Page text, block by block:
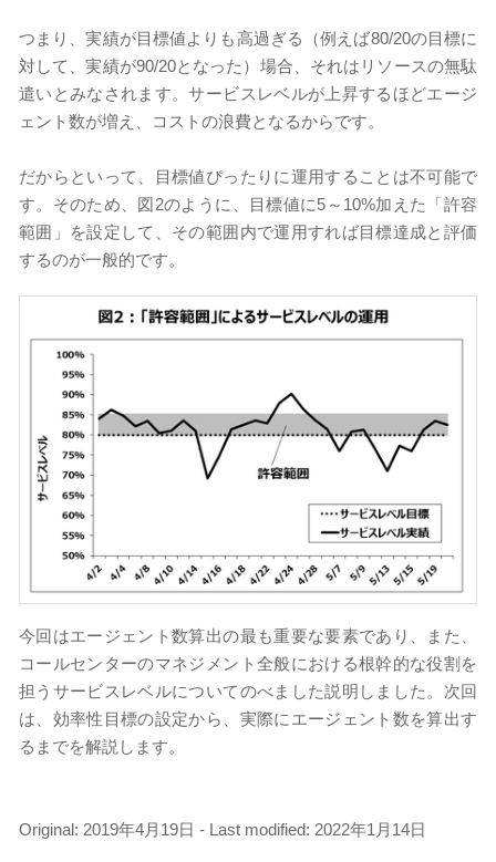
つまり、実績が目標値よりも高過ぎる（例えば80/20の目標に
対して、実績が90/20となった）場合、それはリソースの無駄
遣いとみなされます。サービスレベルが上昇するほどエージ
ェント数が増え、コストの浪費となるからです。
だからといって、目標値ぴったりに運用することは不可能で
す。そのため、図2のように、目標値に5～10%加えた「許容
範囲」を設定して、その範囲内で運用すれば目標達成と評価
するのが一般的です。
今回はエージェント数算出の最も重要な要素であり、また、
コールセンターのマネジメント全般における根幹的な役割を
担うサービスレベルについてのべました説明しました。次回
は、効率性目標の設定から、実際にエージェント数を算出す
るまでを解説します。
Original: 2019年4月19日 - Last modified: 2022年1月14日